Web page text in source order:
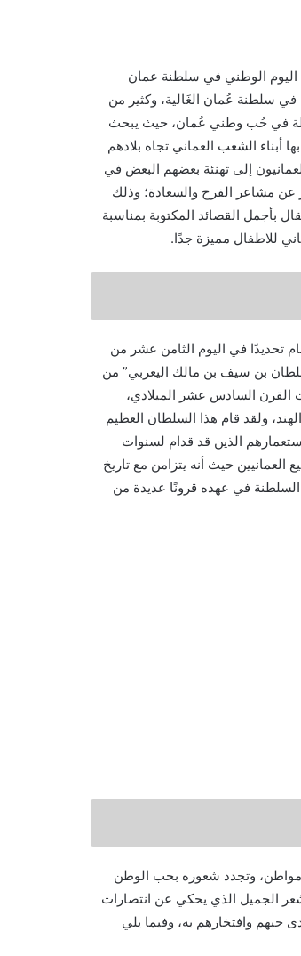
اليوم الوطني في سلطنة عمان
في سلطنة عُمان الغَالية، وكثير من
في حُب وطني عُمان، حيث يبحث
أبناء الشعب العماني تجاه بلادهم
إلى تهنئة بعضهم البعض في
عن العيد الوطني العماني ٥١ المميزة للتعبير عن مشاعر الفرح والسعادة؛ وذلك
القصائد المكتوبة بمناسبة
للاطفال مميزة جدًا.
في كل عام تحديدًا في اليوم الثامن عشر من
بن سيف بن مالك اليعربي” من
القرن السادس عشر الميلادي،
ولقد قام هذا السلطان العظيم
من استعمارهم الذين قد قدام لسنوات
ذكرى مميزة لجميع العمانيين حيث أنه يتزامن مع تاريخ
في عهده قرونًا عديدة من
مواطن، وتجدد شعوره بحب الوطن
٥١ المجيد لسلطنة عمان تجد الشعر الجميل الذي يحكي عن انتصارات
وافتخارهم به، وفيما يلي